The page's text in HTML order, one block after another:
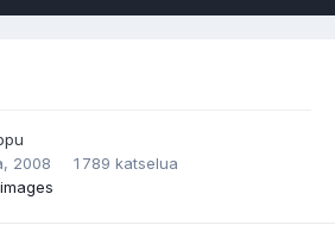
2008
1 789 katselua